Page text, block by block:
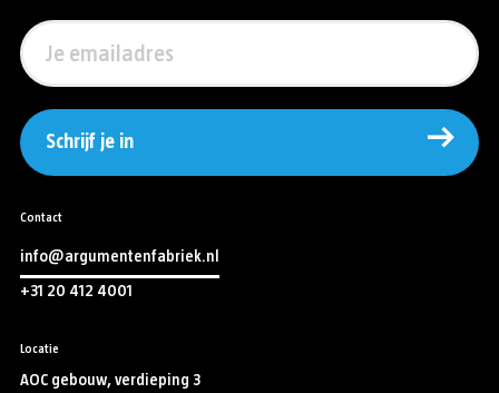
Schrijf je in
Contact
info@argumentenfabriek.nl
+31 20 412 4001
Locatie
AOC gebouw, verdieping 3